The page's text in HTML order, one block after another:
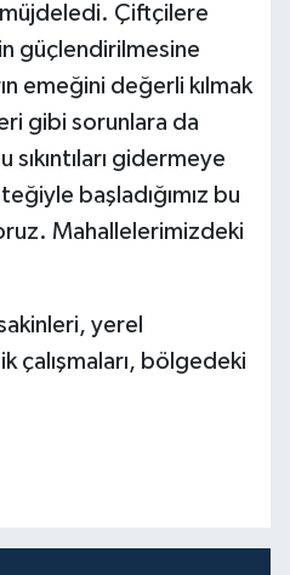
müjdeledi. Çiftçilere
güçlendirilmesine
emeğini değerli kılmak
gibi sorunlara da
gidermeye
başladığımız bu
Mahallelerimizdeki
yerel
çalışmaları, bölgedeki